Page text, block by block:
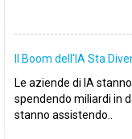
Il Boom dell'IA Sta
Le aziende di IA
spendendo miliardi in
stanno assistendo..